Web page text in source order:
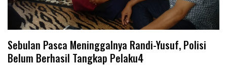
Sebulan Pasca Meninggalnya Randi-Yusuf, Polisi
Belum Berhasil Tangkap Pelaku4